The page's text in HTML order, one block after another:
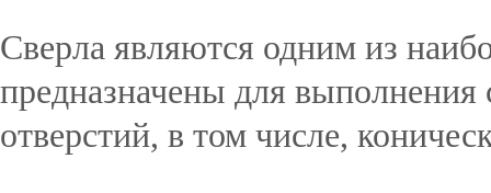
Сверла являются одним из
предназначены для
отверстий, в том числе,